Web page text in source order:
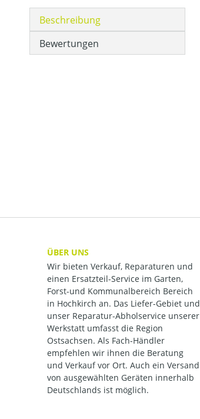
Beschreibung
Bewertungen
ÜBER UNS
Wir bieten Verkauf, Reparaturen und
einen Ersatzteil-Service im Garten,
Forst-und Kommunalbereich Bereich
in Hochkirch an. Das Liefer-Gebiet und
unser Reparatur-Abholservice unserer
Werkstatt umfasst die Region
Ostsachsen. Als Fach-Händler
empfehlen wir ihnen die Beratung
und Verkauf vor Ort. Auch ein Versand
von ausgewählten Geräten innerhalb
Deutschlands ist möglich.